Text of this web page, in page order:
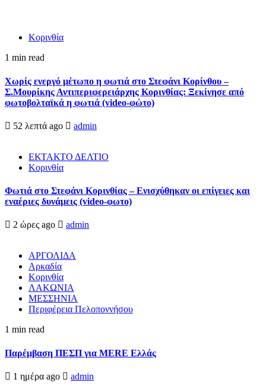
Κορινθία
1 min read
Χωρίς ενεργό μέτωπο η φωτιά στο Στεφάνι Κορίνθου –
Σ.Μουρίκης Αντιπεριφερειάρχης Κορινθίας: Ξεκίνησε από
φωτοβολταϊκά η φωτιά (video-φώτο)
52 λεπτά ago admin
ΕΚΤΑΚΤΟ ΔΕΛΤΙΟ
Κορινθία
Φωτιά στο Στεφάνι Κορινθίας – Ενισχύθηκαν οι επίγειες και
εναέριες δυνάμεις (video-φωτο)
2 ώρες ago admin
ΑΡΓΟΛΙΔΑ
Αρκαδία
Κορινθία
ΛΑΚΩΝΙΑ
ΜΕΣΣΗΝΙΑ
Περιφέρεια Πελοποννήσου
1 min read
Παρέμβαση ΠΕΣΠ για MERE Ελλάς
1 ημέρα ago admin